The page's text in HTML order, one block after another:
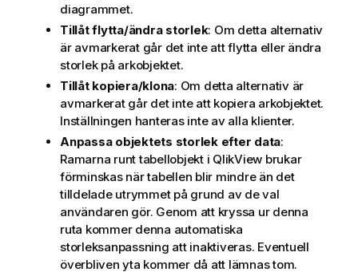
diagrammet.
Tillåt flytta/ändra storlek: Om detta alternativ
är avmarkerat går det inte att flytta eller ändra
storlek på arkobjektet.
Tillåt kopiera/klona: Om detta alternativ är
avmarkerat går det inte att kopiera arkobjektet.
Inställningen hanteras inte av alla klienter.
Anpassa objektets storlek efter data:
Ramarna runt tabellobjekt i QlikView brukar
förminskas när tabellen blir mindre än det
tilldelade utrymmet på grund av de val
användaren gör. Genom att kryssa ur denna
ruta kommer denna automatiska
storleksanpassning att inaktiveras. Eventuell
överbliven yta kommer då att lämnas tom.